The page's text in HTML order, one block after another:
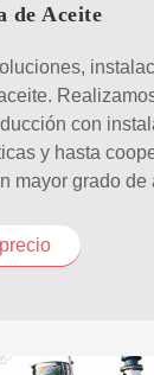
de Aceite
con
y hasta
mayor grado de